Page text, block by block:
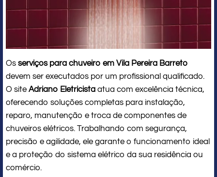
Os serviços para chuveiro em Vila Pereira Barreto
devem ser executados por um profissional qualificado.
O site Adriano Eletricista atua com excelência técnica,
oferecendo soluções completas para instalação,
reparo, manutenção e troca de componentes de
chuveiros elétricos. Trabalhando com segurança,
precisão e agilidade, ele garante o funcionamento ideal
e a proteção do sistema elétrico da sua residência ou
comércio.